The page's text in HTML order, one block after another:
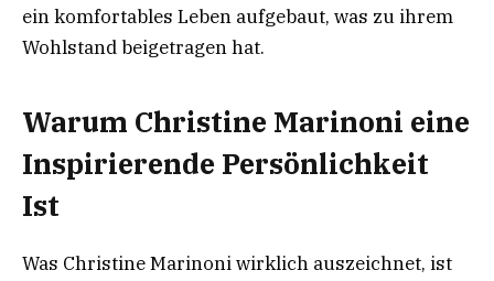
ein komfortables Leben aufgebaut, was zu ihrem
Wohlstand beigetragen hat.
Warum Christine Marinoni eine
Inspirierende Persönlichkeit
Ist
Was Christine Marinoni wirklich auszeichnet, ist